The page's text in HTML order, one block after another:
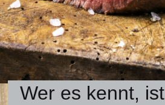
Wer es kennt, ist